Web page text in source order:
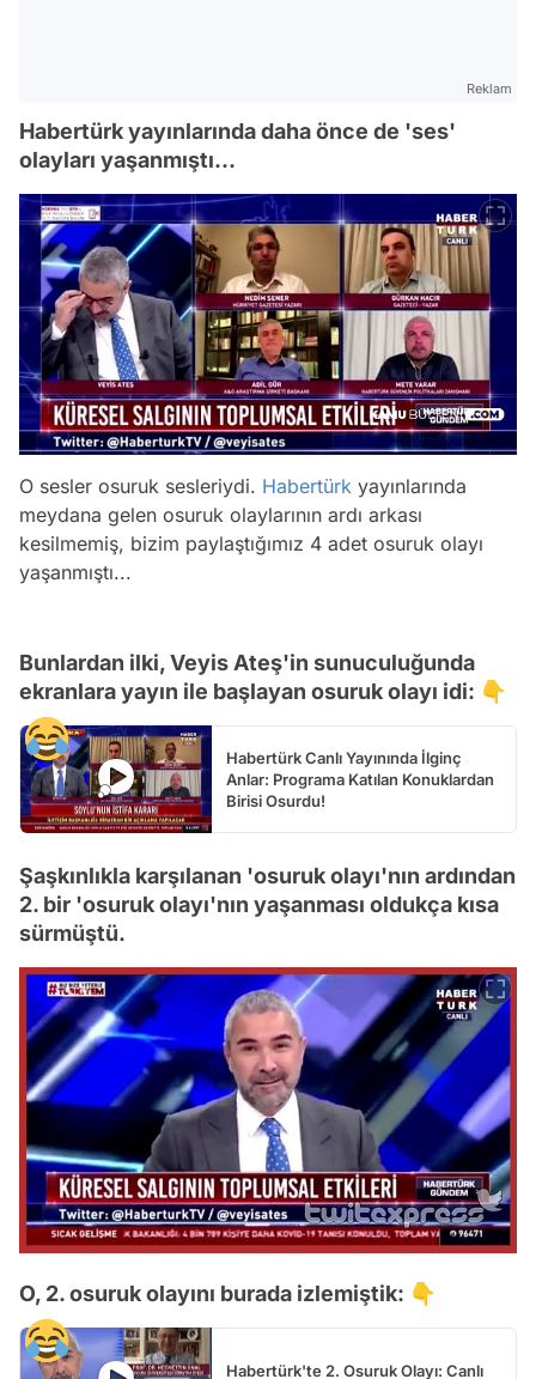
Reklam
Habertürk yayınlarında daha önce de 'ses'
olayları yaşanmıştı...
O sesler osuruk sesleriydi. Habertürk yayınlarında
meydana gelen osuruk olaylarının ardı arkası
kesilmemiş, bizim paylaştığımız 4 adet osuruk olayı
yaşanmıştı...
Bunlardan ilki, Veyis Ateş'in sunuculuğunda
ekranlara yayın ile başlayan osuruk olayı idi: 👇
Habertürk Canlı Yayınında İlginç
Anlar: Programa Katılan Konuklardan
Birisi Osurdu!
Şaşkınlıkla karşılanan 'osuruk olayı'nın ardından
2. bir 'osuruk olayı'nın yaşanması oldukça kısa
sürmüştü.
O, 2. osuruk olayını burada izlemiştik: 👇
Habertürk'te 2. Osuruk Olayı: Canlı